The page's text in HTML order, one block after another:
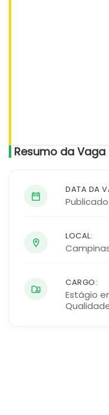
Resumo da Vaga
DATA DA
LOCAL:
CARGO:
Estágio